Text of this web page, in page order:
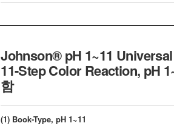
Johnson® pH 1~11
11-Step Color Reaction, pH
함
(1) Book-Type, pH 1~11